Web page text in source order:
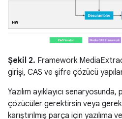
Şekil 2. Framework
girişi, CAS ve şifre çözücü
Yazılım ayıklayıcı
çözücüler gerektirsin veya
karıştırılmış parça için yazılıma